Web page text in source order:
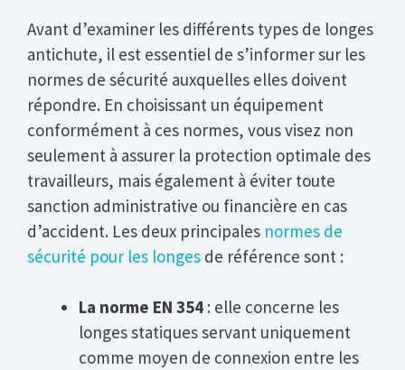
Avant d’examiner les différents types de longes
antichute, il est essentiel de s’informer sur les
normes de sécurité auxquelles elles doivent
répondre. En choisissant un équipement
conformément à ces normes, vous visez non
seulement à assurer la protection optimale des
travailleurs, mais également à éviter toute
sanction administrative ou financière en cas
d’accident. Les deux principales normes de
sécurité pour les longes de référence sont :
La norme EN 354 : elle concerne les
longes statiques servant uniquement
comme moyen de connexion entre les